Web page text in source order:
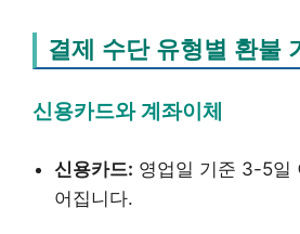
결제 수단 유형별 환불
신용카드와 계좌이체
신용카드: 영업일 기준 3-5일
어집니다.